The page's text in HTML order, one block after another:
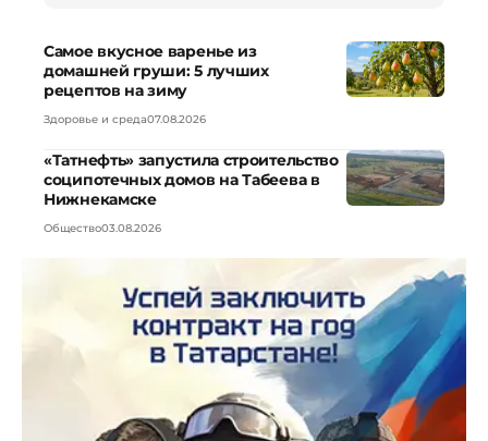
Самое вкусное варенье из
домашней груши: 5 лучших
рецептов на зиму
Здоровье и среда07.08.2026
«Татнефть» запустила строительство
соципотечных домов на Табеева в
Нижнекамске
Общество03.08.2026